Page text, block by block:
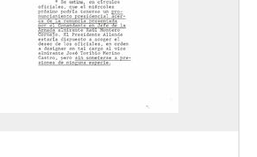
- Antecedentes personales
- Cotizaciones
Personales